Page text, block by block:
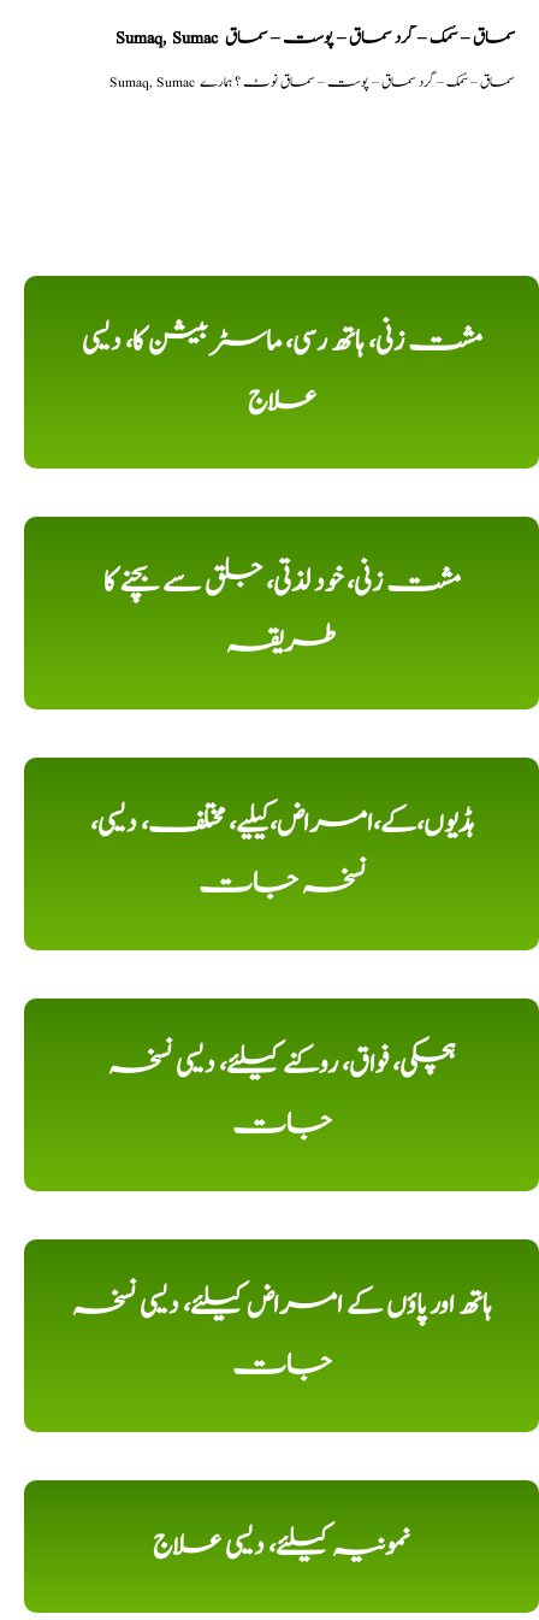
Sumaq, Sumac سماق – سُمک – گرد سماق – پوست – سماق
Sumaq, Sumac سماق – سُمک – گرد سماق – پوست – سماق نوٹ ؟ ہمارے
مشت زنی، ہاتھ رسی، ماسٹر بیشن کا، دیسی
علاج
مشت زنی، خود لذتی، جلق سے بچنے کا
طریقہ
ہڈیوں،کے،امراض،کیلیے، مختلف، دیسی،
نسخہ جات
ہچکی، فواق، روکنے کیلئے، دیسی نسخہ
جات
ہاتھ اور پاؤں کے امراض کیلئے، دیسی نسخہ
جات
نمونیہ کیلئے، دیسی علاج